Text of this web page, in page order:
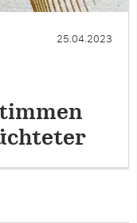
25.04.2023